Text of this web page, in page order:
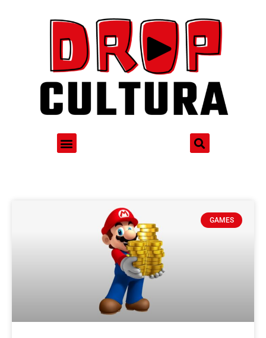
GAMES